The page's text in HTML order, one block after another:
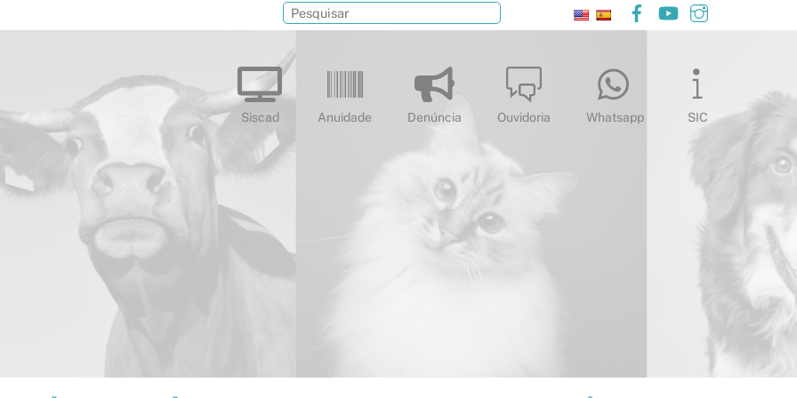
Facebook
YouTube
Siscad Anuidade Denúncia Ouvidoria Whatsapp SIC